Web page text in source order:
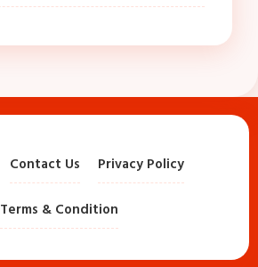
Contact Us Privacy Policy
Terms & Condition